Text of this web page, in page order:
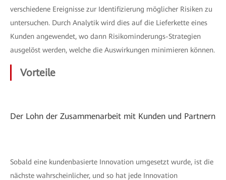
verschiedene Ereignisse zur Identifizierung möglicher Risiken zu
untersuchen. Durch Analytik wird dies auf die Lieferkette eines
Kunden angewendet, wo dann Risikominderungs-Strategien
ausgelöst werden, welche die Auswirkungen minimieren können.
Vorteile
Der Lohn der Zusammenarbeit mit Kunden und Partnern
Sobald eine kundenbasierte Innovation umgesetzt wurde, ist die
nächste wahrscheinlicher, und so hat jede Innovation